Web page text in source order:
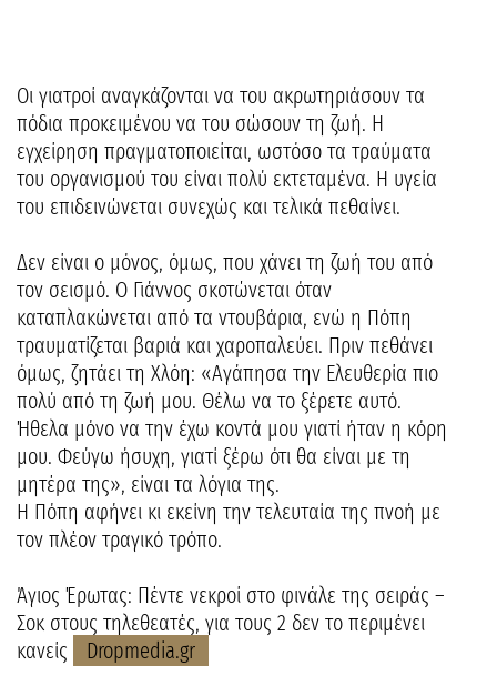
Οι γιατροί αναγκάζονται να του ακρωτηριάσουν τα
πόδια προκειμένου να του σώσουν τη ζωή. Η
εγχείρηση πραγματοποιείται, ωστόσο τα τραύματα
του οργανισμού του είναι πολύ εκτεταμένα. Η υγεία
του επιδεινώνεται συνεχώς και τελικά πεθαίνει.
Δεν είναι ο μόνος, όμως, που χάνει τη ζωή του από
τον σεισμό. Ο Γιάννος σκοτώνεται όταν
καταπλακώνεται από τα ντουβάρια, ενώ η Πόπη
τραυματίζεται βαριά και χαροπαλεύει. Πριν πεθάνει
όμως, ζητάει τη Χλόη: «Αγάπησα την Ελευθερία πιο
πολύ από τη ζωή μου. Θέλω να το ξέρετε αυτό.
Ήθελα μόνο να την έχω κοντά μου γιατί ήταν η κόρη
μου. Φεύγω ήσυχη, γιατί ξέρω ότι θα είναι με τη
μητέρα της», είναι τα λόγια της.
Η Πόπη αφήνει κι εκείνη την τελευταία της πνοή με
τον πλέον τραγικό τρόπο.
Άγιος Έρωτας: Πέντε νεκροί στο φινάλε της σειράς –
Σοκ στους τηλεθεατές, για τους 2 δεν το περιμένει
κανείς
Dropmedia.gr